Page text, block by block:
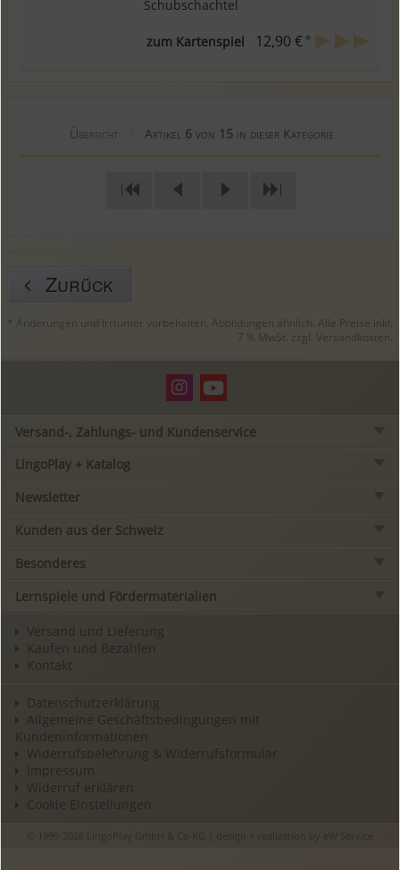
Schubschachtel
zum Kartenspiel 12,90 €*
Übersicht Artikel 6von 15in dieser Kategorie
| |
Zurück
* Änderungen und Irrtümer vorbehalten. Abbildungen ähnlich. Alle Preise inkl.
7 % MwSt. zzgl. Versandkosten.
Versand-, Zahlungs- und Kundenservice
LingoPlay + Katalog
Newsletter
Kunden aus der Schweiz
Besonderes
Lernspiele und Fördermaterialien
Versand und Lieferung
Kaufen und Bezahlen
Kontakt
Datenschutzerklärung
Allgemeine Geschäftsbedingungen mit
Kundeninformationen
Widerrufsbelehrung & Widerrufsformular
Impressum
Widerruf erklären
Cookie Einstellungen
© 1999-2026 LingoPlay GmbH & Co KG | design + realization by eW Service